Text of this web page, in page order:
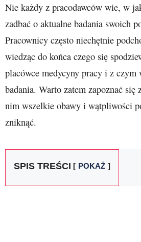
Nie każdy z pracodawców wie, w
zadbać o aktualne badania swoich
Pracownicy często niechętnie
wiedząc do końca czego się
placówce medycyny pracy i z czym
badania. Warto zatem zapoznać
nim wszelkie obawy i wątpliwości
zniknąć.
SPIS TREŚCI POKAŻ